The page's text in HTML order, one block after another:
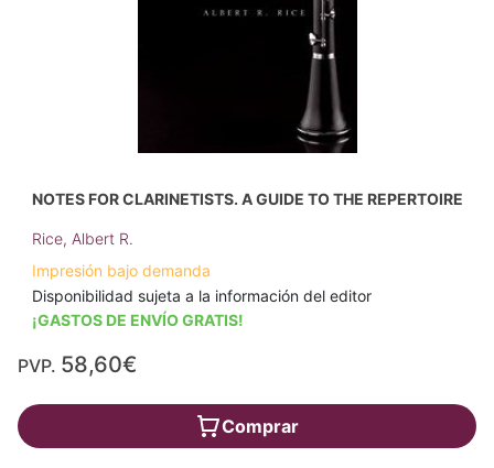
NOTES FOR CLARINETISTS. A GUIDE TO THE REPERTOIRE
Rice, Albert R.
Impresión bajo demanda
Disponibilidad sujeta a la información del editor
¡GASTOS DE ENVÍO GRATIS!
PVP. 58,60€
Comprar